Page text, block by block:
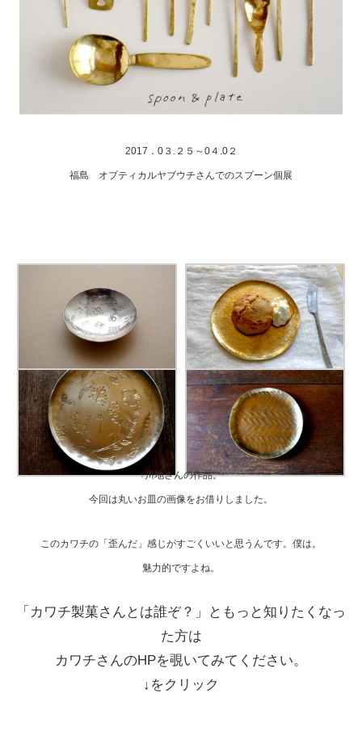
2017．0３.２５～0４.0２
福島 オプティカルヤブウチさんでのスプーン個展
↑川地さんの作品。
今回は丸いお皿の画像をお借りしました。
このカワチの「歪んだ」感じがすごくいいと思うんです。僕は。
魅力的ですよね。
「カワチ製菓さんとは誰ぞ？」ともっと知りたくなっ
た方は
カワチさんのHPを覗いてみてください。
↓をクリック